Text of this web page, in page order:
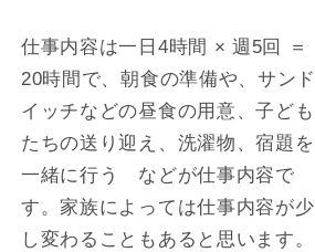
仕事内容は一日4時間 × 週5回 ＝
20時間で、朝食の準備や、サンド
イッチなどの昼食の用意、子ども
たちの送り迎え、洗濯物、宿題を
一緒に行う などが仕事内容で
す。家族によっては仕事内容が少
し変わることもあると思います。